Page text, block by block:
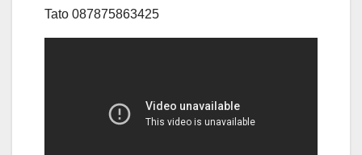
Tato 087875863425